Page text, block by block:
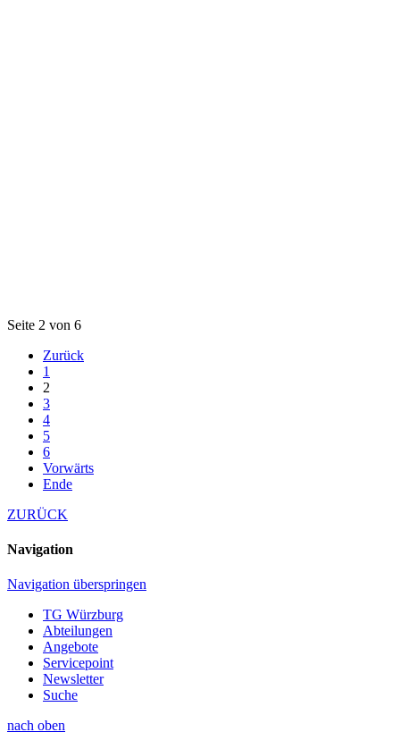
Seite 2 von 6
Zurück
1
2
3
4
5
6
Vorwärts
Ende
ZURÜCK
Navigation
Navigation überspringen
TG Würzburg
Abteilungen
Angebote
Servicepoint
Newsletter
Suche
nach oben